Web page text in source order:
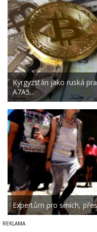
Kyrgyzstán jako ruská
A7A5…
Expertům pro smích,